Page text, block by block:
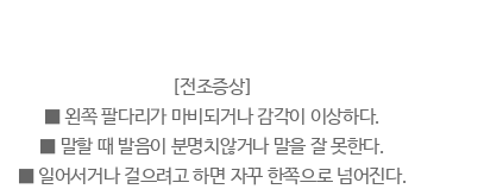
[전조증상]
■ 왼쪽 팔다리가 마비되거나 감각이 이상하다.
■ 말할 때 발음이 분명치않거나 말을 잘 못한다.
■ 일어서거나 걸으려고 하면 자꾸 한쪽으로 넘어진다.